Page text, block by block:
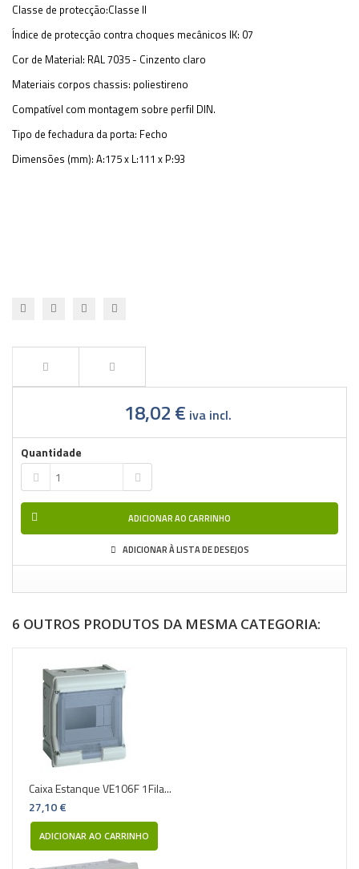
Classe de protecção:Classe II
Índice de protecção contra choques mecânicos IK: 07
Cor de Material: RAL 7035 - Cinzento claro
Materiais corpos chassis: poliestireno
Compatível com montagem sobre perfil DIN.
Tipo de fechadura da porta: Fecho
Dimensões (mm): A:175 x L:111 x P:93
18,02 € iva incl.
Quantidade
ADICIONAR AO CARRINHO
ADICIONAR À LISTA DE DESEJOS
6 OUTROS PRODUTOS DA MESMA CATEGORIA:
Caixa Estanque VE106F 1Fila...
27,10 €
ADICIONAR AO CARRINHO